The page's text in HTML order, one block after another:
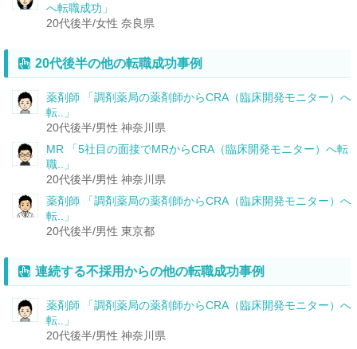
へ転職成功」
20代後半/女性 奈良県
20代後半の他の転職成功事例
薬剤師 「調剤薬局の薬剤師からCRA（臨床開発モニター）へ
転..」
20代後半/男性 神奈川県
MR 「5社目の面接でMRからCRA（臨床開発モニター）へ転
職..」
20代後半/男性 神奈川県
薬剤師 「調剤薬局の薬剤師からCRA（臨床開発モニター）へ
転..」
20代後半/男性 東京都
連続する不採用からの他の転職成功事例
薬剤師 「調剤薬局の薬剤師からCRA（臨床開発モニター）へ
転..」
20代後半/男性 神奈川県